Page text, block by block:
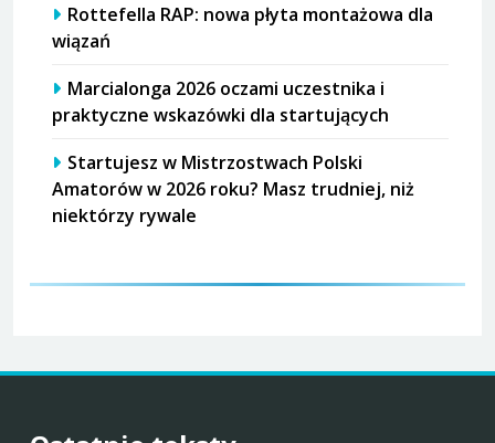
Rottefella RAP: nowa płyta montażowa dla
wiązań
Marcialonga 2026 oczami uczestnika i
praktyczne wskazówki dla startujących
Startujesz w Mistrzostwach Polski
Amatorów w 2026 roku? Masz trudniej, niż
niektórzy rywale